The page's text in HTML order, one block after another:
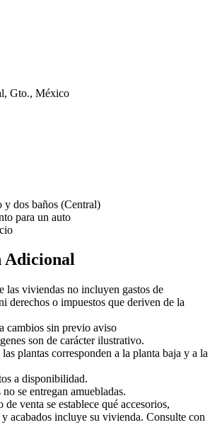
Gto., México
y dos baños (Central)
para un auto
Adicional
las viviendas no incluyen gastos de
derechos o impuestos que deriven de la
cambios sin previo aviso
son de carácter ilustrativo.
plantas corresponden a la planta baja y a la
a disponibilidad.
se entregan amuebladas.
de venta se establece qué accesorios,
acabados incluye su vivienda. Consulte con